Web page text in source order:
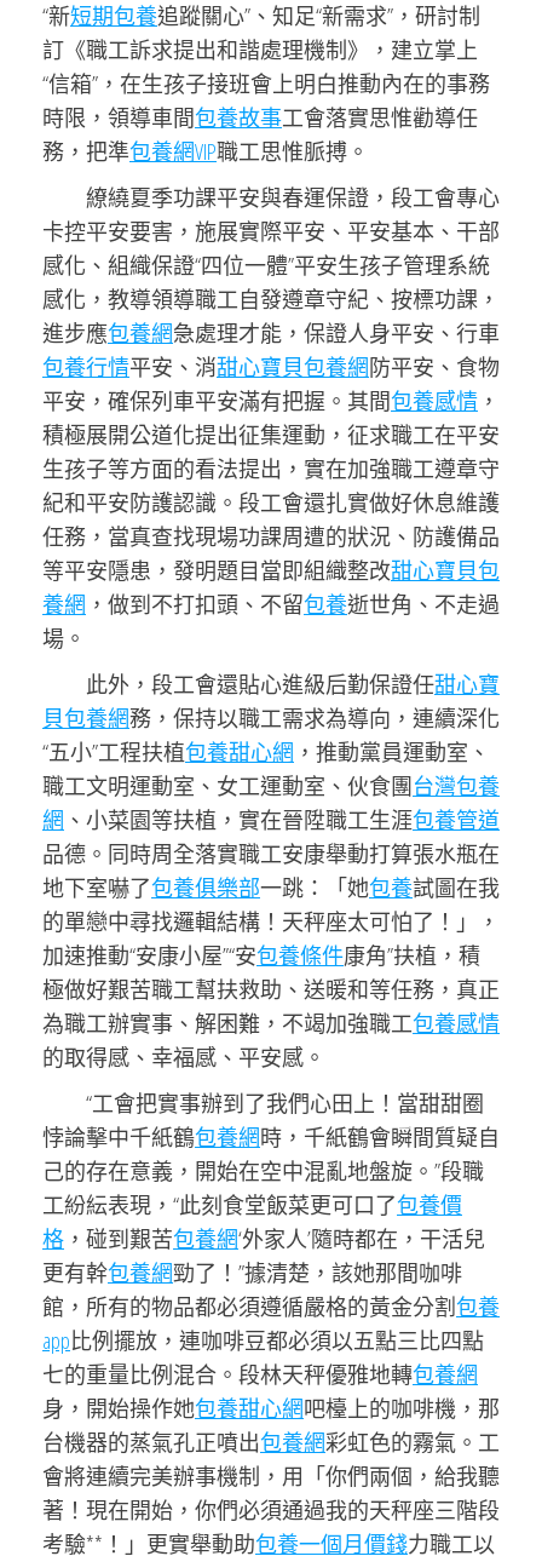
“新短期包養追蹤關心”、知足“新需求”，研討制
訂《職工訴求提出和諧處理機制》，建立掌上
“信箱”，在生孩子接班會上明白推動內在的事務
時限，領導車間包養故事工會落實思惟勸導任
務，把準包養網VIP職工思惟脈搏。
繚繞夏季功課平安與春運保證，段工會專心
卡控平安要害，施展實際平安、平安基本、干部
感化、組織保證“四位一體”平安生孩子管理系統
感化，教導領導職工自發遵章守紀、按標功課，
進步應包養網急處理才能，保證人身平安、行車
包養行情平安、消甜心寶貝包養網防平安、食物
平安，確保列車平安滿有把握。其間包養感情 ，
積極展開公道化提出征集運動，征求職工在平安
生孩子等方面的看法提出，實在加強職工遵章守
紀和平安防護認識。段工會還扎實做好休息維護
任務，當真查找現場功課周遭的狀況、防護備品
等平安隱患，發明題目當即組織整改甜心寶貝包
養網 ，做到不打扣頭、不留包養逝世角、不走過
場。
此外，段工會還貼心進級后勤保證任甜心寶
貝包養網務，保持以職工需求為導向，連續深化
“五小”工程扶植包養甜心網 ，推動黨員運動室、
職工文明運動室、女工運動室、伙食團台灣包養
網 、小菜園等扶植，實在晉陞職工生涯包養管道
品德。同時周全落實職工安康舉動打算張水瓶在
地下室嚇了包養俱樂部一跳：「她包養試圖在我
的單戀中尋找邏輯結構！天秤座太可怕了！」，
加速推動“安康小屋”“安包養條件康角”扶植，積
極做好艱苦職工幫扶救助、送暖和等任務，真正
為職工辦實事、解困難，不竭加強職工包養感情
的取得感、幸福感、平安感。
“工會把實事辦到了我們心田上！當甜甜圈
悖論擊中千紙鶴包養網時，千紙鶴會瞬間質疑自
己的存在意義，開始在空中混亂地盤旋。”段職
工紛紜表現，“此刻食堂飯菜更可口了包養價
格 ，碰到艱苦包養網‘外家人’隨時都在，干活兒
更有幹包養網勁了！”據清楚，該她那間咖啡
館，所有的物品都必須遵循嚴格的黃金分割包養
app比例擺放，連咖啡豆都必須以五點三比四點
七的重量比例混合。段林天秤優雅地轉包養網
身，開始操作她包養甜心網吧檯上的咖啡機，那
台機器的蒸氣孔正噴出包養網彩虹色的霧氣。工
會將連續完美辦事機制，用「你們兩個，給我聽
著！現在開始，你們必須通過我的天秤座三階段
考驗**！」更實舉動助包養一個月價錢力職工以